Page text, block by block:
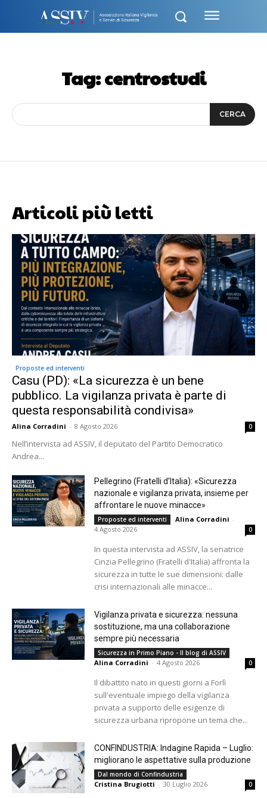
Tag:centrostudi
CERCA
Articoli più letti
Proposte ed interventi
Casu (PD): «La sicurezza è un bene
pubblico. La vigilanza privata è parte di
questa responsabilità condivisa»
Alina Corradini - 8 Agosto 2026 0
Nell’intervista ad ASSIV, il deputato del Partito Democratico
Andrea...
Pellegrino (Fratelli d’Italia): «Sicurezza
nazionale e vigilanza privata, insieme per
affrontare le nuove minacce»
Proposte ed interventi Alina Corradini -
4 Agosto 2026
0
In questa intervista ad ASSIV, la senatrice
Cinzia Pellegrino (Fratelli d'Italia) affronta la
sicurezza in tutte le sue dimensioni: dalle
crisi internazionali alle minacce...
Vigilanza privata e sicurezza: nessuna
sostituzione, ma una collaborazione
sempre più necessaria
Sicurezza in Primo Piano - Il blog di ASSIV
Alina Corradini - 4 Agosto 2026 0
Il dibattito nato in questi giorni a Forlì
sull'eventuale impiego della vigilanza
privata a supporto delle esigenze di
sicurezza urbana ripropone un tema che...
CONFINDUSTRIA: Indagine Rapida – Luglio:
migliorano le aspettative sulla produzione
Dal mondo di Confindustria
Cristina Brugiotti - 30 Luglio 2026 0